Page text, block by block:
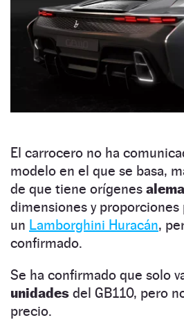
El carrocero no ha
modelo en el que se basa,
de que tiene orígenes
dimensiones y
un Lamborghini Huracán,
confirmado.
Se ha confirmado que solo
unidades del GB110, pero
precio.